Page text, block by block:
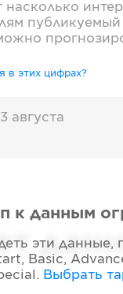
насколько
в этих цифрах?
августа
к данным
эти данные,
Basic,
. Выбрать